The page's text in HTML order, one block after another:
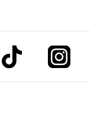
link to tiktok link to